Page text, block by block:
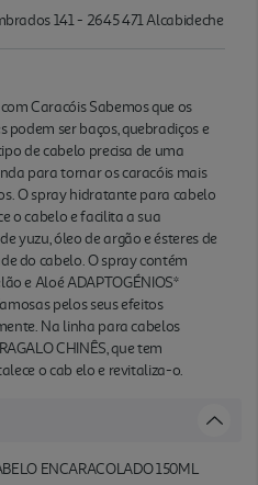
141 - 2645 471 Alcabideche
Caracóis Sabemos que os
podem ser baços, quebradiços e
de cabelo precisa de uma
para tornar os caracóis mais
O spray hidratante para cabelo
o cabelo e facilita a sua
yuzu, óleo de argão e ésteres de
do cabelo. O spray contém
e Aloé ADAPTOGÉNIOS*
pelos seus efeitos
Na linha para cabelos
CHINÊS, que tem
o cab elo e revitaliza-o.
ENCARACOLADO 150ML